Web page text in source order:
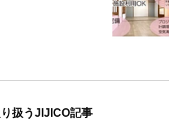
扱うJIJICO記事